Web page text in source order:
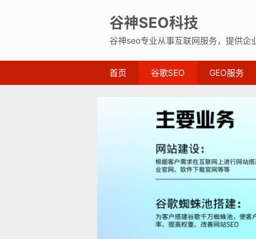
谷神SEO科技
谷神seo专业从事互联网服务，提供企
首页 谷歌SEO GEO服务